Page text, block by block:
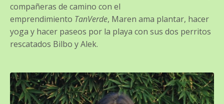
compañeras de camino con el
emprendimiento TanVerde, Maren ama plantar, hacer
yoga y hacer paseos por la playa con sus dos perritos
rescatados Bilbo y Alek.